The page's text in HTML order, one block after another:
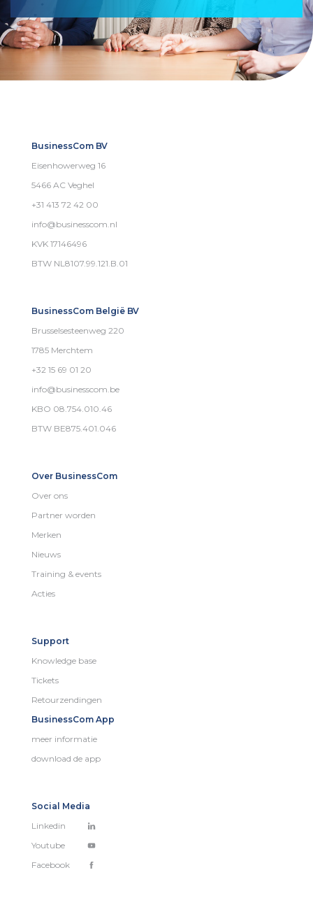
BusinessCom BV
Eisenhowerweg 16
5466 AC Veghel
+31 413 72 42 00
info@businesscom.nl
KVK 17146496
BTW NL8107.99.121.B.01
BusinessCom België BV
Brusselsesteenweg 220
1785 Merchtem
+32 15 69 01 20
info@businesscom.be
KBO 08.754.010.46
BTW BE875.401.046
Over BusinessCom
Over ons
Partner worden
Merken
Nieuws
Training & events
Acties
Support
Knowledge base
Tickets
Retourzendingen
BusinessCom App
meer informatie
download de app
Social Media
Linkedin
Youtube
Facebook